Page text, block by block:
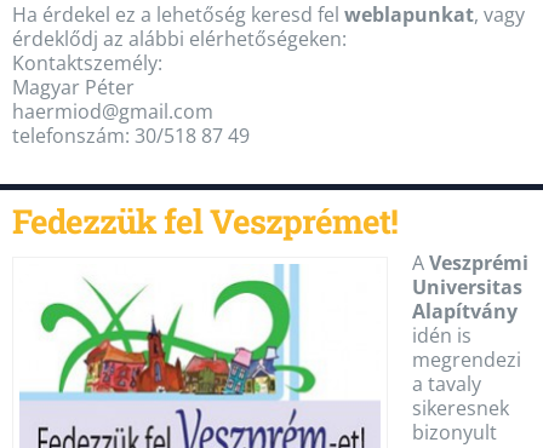
Ha érdekel ez a lehetőség keresd fel weblapunkat, vagy
érdeklődj az alábbi elérhetőségeken:
Kontaktszemély:
Magyar Péter
haermiod@gmail.com
telefonszám: 30/518 87 49
Fedezzük fel Veszprémet!
AVeszprémi
Universitas
Alapítvány
idén is
megrendezi
a tavaly
sikeresnek
bizonyult